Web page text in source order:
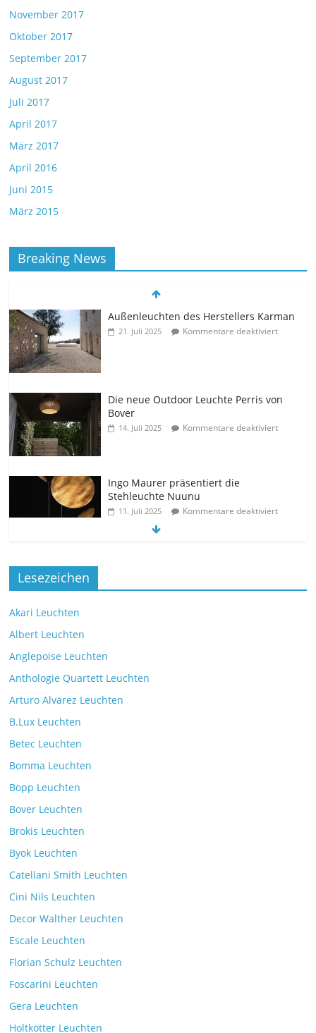
November 2017
Oktober 2017
September 2017
August 2017
Juli 2017
April 2017
März 2017
April 2016
Juni 2015
März 2015
Breaking News
Außenleuchten des Herstellers Karman
21. Juli 2025 Kommentare deaktiviert
Die neue Outdoor Leuchte Perris von
Bover
14. Juli 2025 Kommentare deaktiviert
Ingo Maurer präsentiert die
Stehleuchte Nuunu
11. Juli 2025 Kommentare deaktiviert
9. Juli 2025 Kommentare deaktiviert
7. Juli 2025
Herstellers Brokis
Lesezeichen
Akari Leuchten
Albert Leuchten
Anglepoise Leuchten
Anthologie Quartett Leuchten
Arturo Alvarez Leuchten
B.Lux Leuchten
Betec Leuchten
Bomma Leuchten
Bopp Leuchten
Bover Leuchten
Brokis Leuchten
Byok Leuchten
Catellani Smith Leuchten
Cini Nils Leuchten
Decor Walther Leuchten
Escale Leuchten
Florian Schulz Leuchten
Foscarini Leuchten
Gera Leuchten
Holtkötter Leuchten